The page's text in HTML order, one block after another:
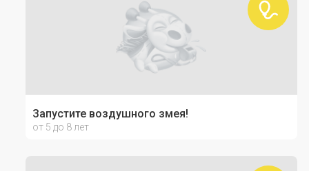
Запустите воздушного змея!
от 5 до 8 лет